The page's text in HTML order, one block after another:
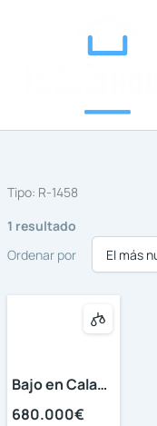
Tipo: R-1458
1 resultado
Ordenar por
Bajo en Cala
de Mijas
680.000€